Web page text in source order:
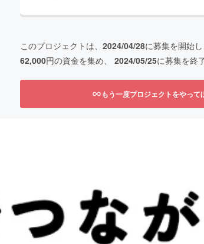
このプロジェクトは、 2024/04/28に募集を開始し
62,000円の資金を集め、 2024/05/25に募集を終
もう一度プロジェクトをやって